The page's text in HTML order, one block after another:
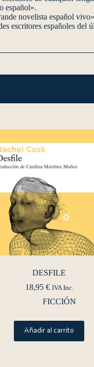
español».
novelista español
escritores españoles del
DESFILE
18,95 € IVA Inc.
FICCIÓN
Añadir al carrito